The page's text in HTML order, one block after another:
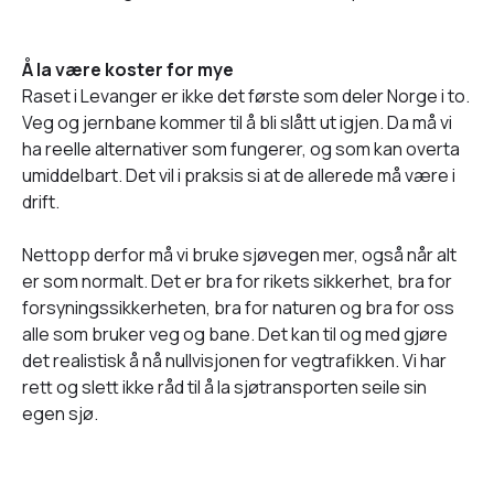
Å la være koster for mye
Raset i Levanger er ikke det første som deler Norge i to.
Veg og jernbane kommer til å bli slått ut igjen. Da må vi
ha reelle alternativer som fungerer, og som kan overta
umiddelbart. Det vil i praksis si at de allerede må være i
drift.
Nettopp derfor må vi bruke sjøvegen mer, også når alt
er som normalt. Det er bra for rikets sikkerhet, bra for
forsyningssikkerheten, bra for naturen og bra for oss
alle som bruker veg og bane. Det kan til og med gjøre
det realistisk å nå nullvisjonen for vegtrafikken. Vi har
rett og slett ikke råd til å la sjøtransporten seile sin
egen sjø.